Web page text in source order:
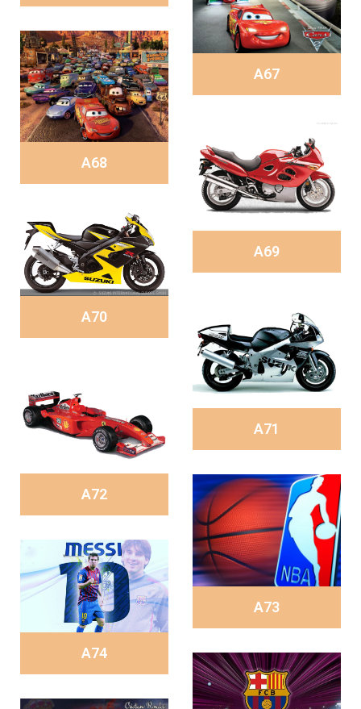
A67
A68
A69
A70
A71
A72
A73
A74